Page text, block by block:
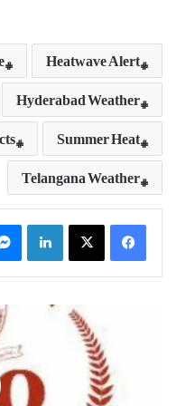
Heatwave Alert
Hyderabad Weather
Summer Heat
Telangana Weather
LinkedIn